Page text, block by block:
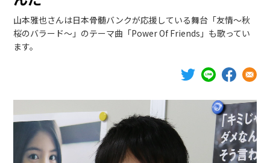
患者さんへ
医師の方へ
法人情報
インフォメーション
山本雅也さんは日本骨髄バンクが応援している舞台「友情～秋
桜のバラード～」のテーマ曲「Power Of Friends」も歌ってい
ます。